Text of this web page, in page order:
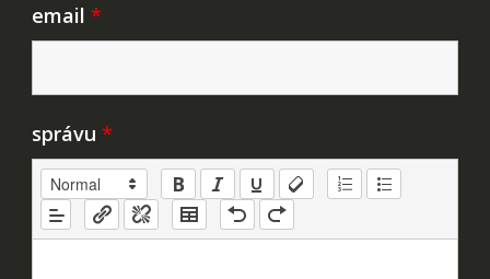
email *
správu *